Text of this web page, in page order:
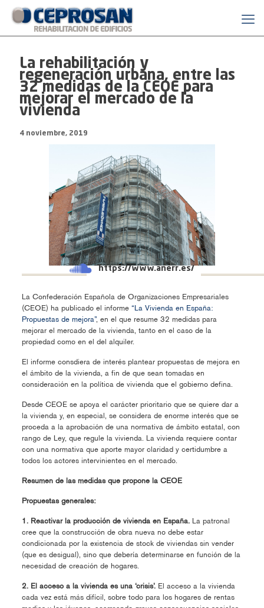
La rehabilitación y
regeneración urbana, entre las
32 medidas de la CEOE para
mejorar el mercado de la
vivienda
4 noviembre, 2019
https://www.anerr.es/
La Confederación Española de Organizaciones Empresariales
(CEOE) ha publicado el informe “La Vivienda en España:
Propuestas de mejora”, en el que resume 32 medidas para
mejorar el mercado de la vivienda, tanto en el caso de la
propiedad como en el del alquiler.
El informe consdiera de interés plantear propuestas de mejora en
el ámbito de la vivienda, a fin de que sean tomadas en
consideración en la política de vivienda que el gobierno defina.
Desde CEOE se apoya el carácter prioritario que se quiere dar a
la vivienda y, en especial, se considera de enorme interés que se
proceda a la aprobación de una normativa de ámbito estatal, con
rango de Ley, que regule la vivienda. La vivienda requiere contar
con una normativa que aporte mayor claridad y certidumbre a
todos los actores intervinientes en el mercado.
Resumen de las medidas que propone la CEOE
Propuestas generales:
1. Reactivar la producción de vivienda en España. La patronal
cree que la construcción de obra nueva no debe estar
condicionada por la existencia de stock de viviendas sin vender
(que es desigual), sino que debería determinarse en función de la
necesidad de creación de hogares.
2. El acceso a la vivienda es una ‘crisis’. El acceso a la vivienda
cada vez está más difícil, sobre todo para los hogares de rentas